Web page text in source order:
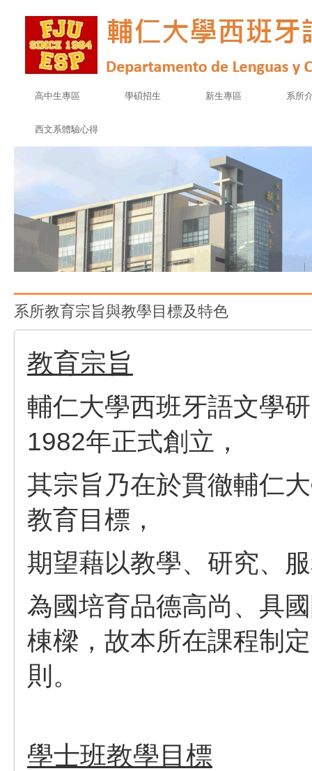
高中生專區 學碩招生 新生專區 系所
西文系體驗心得
系所教育宗旨與教學目標及特色
教育宗旨
輔仁大學西班牙語文學
1982‎年正式創立，
其宗旨乃在於貫徹輔仁
教育目標，
期望藉以教學、研究、
為國培育品德高尚、具
棟樑，故本所在課程制
則。
學士班教學目標